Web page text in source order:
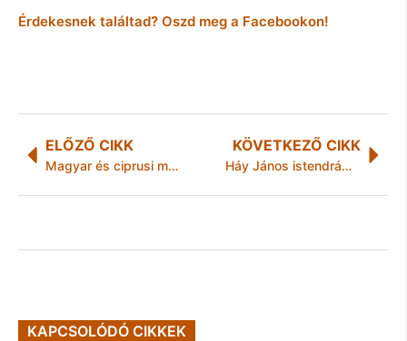
Érdekesnek találtad? Oszd meg a Facebookon!
ELŐZŐ CIKK
Magyar és ciprusi manók egy napon Miskolcon
KÖVETKEZŐ CIKK
Háy János istendrámája mától a miskolci színházban
KAPCSOLÓDÓ CIKKEK